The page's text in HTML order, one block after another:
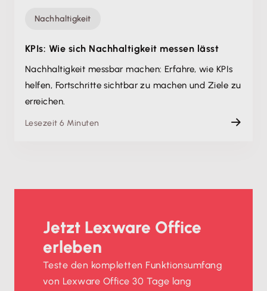
Nachhaltigkeit
KPIs: Wie sich Nachhaltigkeit messen lässt
Nachhaltigkeit messbar machen: Erfahre, wie KPIs
helfen, Fortschritte sichtbar zu machen und Ziele zu
erreichen.
Lesezeit 6 Minuten
Jetzt Lexware Office
erleben
Teste den kompletten Funktionsumfang
von Lexware Office 30 Tage lang